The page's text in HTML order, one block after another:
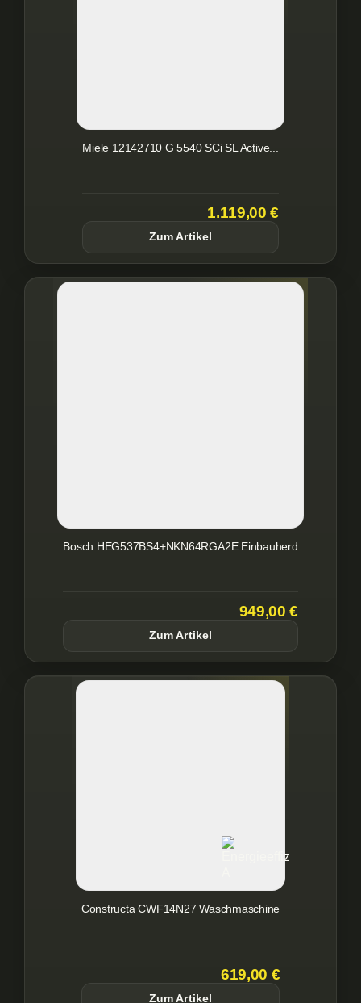
Miele 12142710 G 5540 SCi SL Active...
1.119,00 €
Zum Artikel
Bosch HEG537BS4+NKN64RGA2E Einbauherd
949,00 €
Zum Artikel
Constructa CWF14N27 Waschmaschine
619,00 €
Zum Artikel